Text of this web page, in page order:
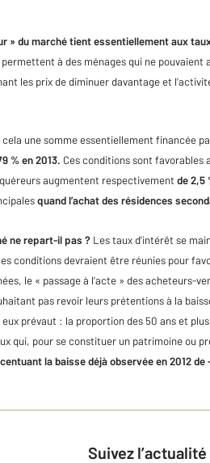
» du marché tient essentiellement aux
à des ménages qui ne
les prix de diminuer davantage et
une somme essentiellement financée
% en 2013. Ces conditions sont favorables
augmentent respectivement de 2,5
quand l’achat des résidences
ne repart-il pas ? Les taux d’intérêt se
conditions devraient être réunies pour
le « passage à l’acte » des acheteurs-
pas revoir leurs prétentions à la
prévaut : la proportion des 50 ans et
qui, pour se constituer un patrimoine ou
la baisse déjà observée en 2012 de
Suivez